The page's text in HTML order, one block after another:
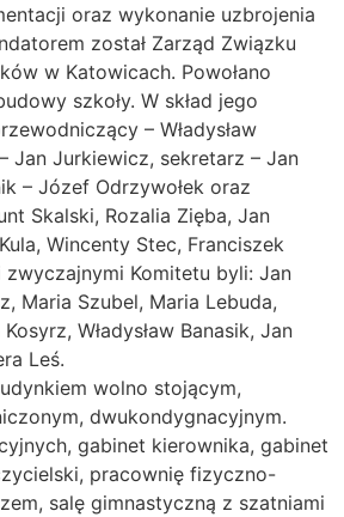
oraz wykonanie uzbrojenia
został Zarząd Związku
w Katowicach. Powołano
szkoły. W skład jego
– Władysław
Jan Jurkiewicz, sekretarz – Jan
– Józef Odrzywołek oraz
Skalski, Rozalia Zięba, Jan
Kula, Wincenty Stec, Franciszek
zwyczajnymi Komitetu byli: Jan
Maria Szubel, Maria Lebuda,
Władysław Banasik, Jan
Leś.
wolno stojącym,
dwukondygnacyjnym.
gabinet kierownika, gabinet
pracownię fizyczno-
salę gimnastyczną z szatniami